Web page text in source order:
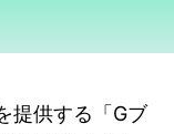
提供する「Gブ